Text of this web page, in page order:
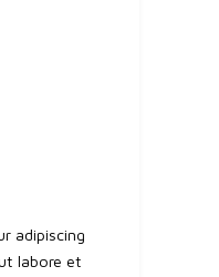
adipiscing
labore et